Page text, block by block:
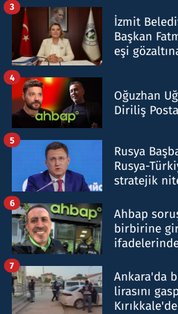
İzmit
Başkan
eşi
3
Oğuzhan
Diriliş
4
Rusya
Rusya-
stratejik
5
Ahbap
birbirine
6
Ankara'da
lirasını
7